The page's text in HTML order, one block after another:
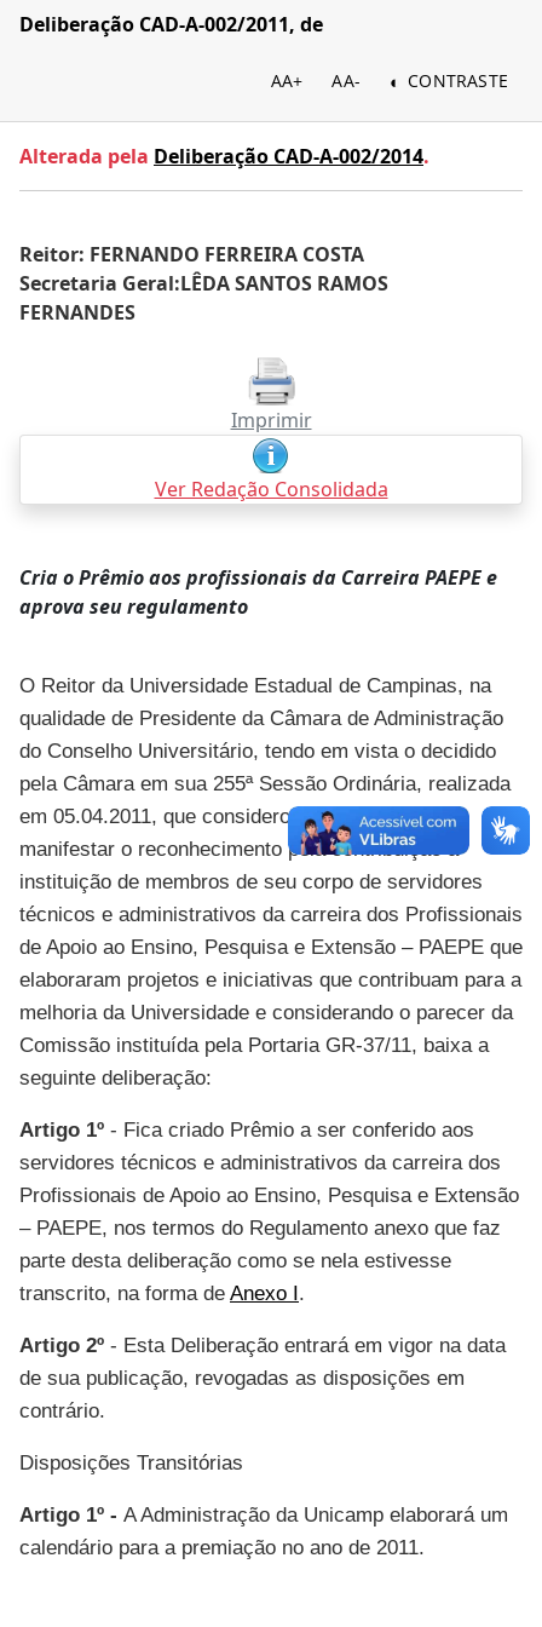
Deliberação CAD-A-002/2011, de
AA+ AA- CONTRASTE
Alterada pela Deliberação CAD-A-002/2014.
Reitor: FERNANDO FERREIRA COSTA
Secretaria Geral:LÊDA SANTOS RAMOS
FERNANDES
Imprimir
Ver Redação Consolidada
Cria o Prêmio aos profissionais da Carreira PAEPE e
aprova seu regulamento
O Reitor da Universidade Estadual de Campinas, na
qualidade de Presidente da Câmara de Administração
do Conselho Universitário, tendo em vista o decidido
pela Câmara em sua 255ª Sessão Ordinária, realizada
em 05.04.2011, que considerou a necessidade de
manifestar o reconhecimento pela contribuição à
instituição de membros de seu corpo de servidores
técnicos e administrativos da carreira dos Profissionais
de Apoio ao Ensino, Pesquisa e Extensão – PAEPE que
elaboraram projetos e iniciativas que contribuam para a
melhoria da Universidade e considerando o parecer da
Comissão instituída pela Portaria GR-37/11, baixa a
seguinte deliberação:
Artigo 1º - Fica criado Prêmio a ser conferido aos
servidores técnicos e administrativos da carreira dos
Profissionais de Apoio ao Ensino, Pesquisa e Extensão
– PAEPE, nos termos do Regulamento anexo que faz
parte desta deliberação como se nela estivesse
transcrito, na forma de Anexo I.
Artigo 2º - Esta Deliberação entrará em vigor na data
de sua publicação, revogadas as disposições em
contrário.
Disposições Transitórias
Artigo 1º - A Administração da Unicamp elaborará um
calendário para a premiação no ano de 2011.